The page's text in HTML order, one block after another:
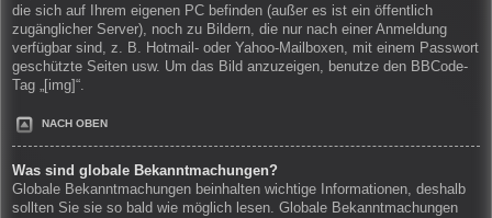
die sich auf Ihrem eigenen PC befinden (außer es ist ein öffentlich
zugänglicher Server), noch zu Bildern, die nur nach einer Anmeldung
verfügbar sind, z. B. Hotmail- oder Yahoo-Mailboxen, mit einem Passwort
geschützte Seiten usw. Um das Bild anzuzeigen, benutze den BBCode-
Tag „[img]“.
NACH OBEN
Was sind globale Bekanntmachungen?
Globale Bekanntmachungen beinhalten wichtige Informationen, deshalb
sollten Sie sie so bald wie möglich lesen. Globale Bekanntmachungen